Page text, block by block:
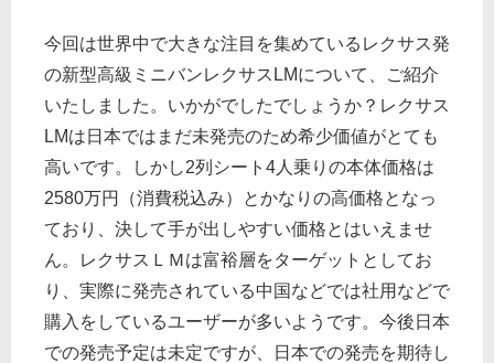
今回は世界中で大きな注目を集めているレクサス発
の新型高級ミニバンレクサスLMについて、ご紹介
いたしました。いかがでしたでしょうか？レクサス
LMは日本ではまだ未発売のため希少価値がとても
高いです。しかし2列シート4人乗りの本体価格は
2580万円（消費税込み）とかなりの高価格となっ
ており、決して手が出しやすい価格とはいえませ
ん。レクサスＬＭは富裕層をターゲットとしてお
り、実際に発売されている中国などでは社用などで
購入をしているユーザーが多いようです。今後日本
での発売予定は未定ですが、日本での発売を期待し